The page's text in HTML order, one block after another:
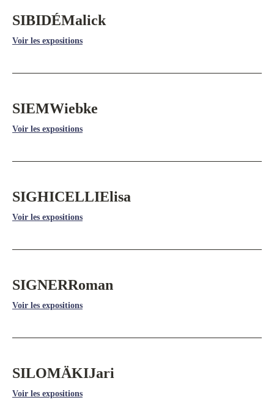
SIBIDÉMalick
Voir les expositions
SIEMWiebke
Voir les expositions
SIGHICELLIElisa
Voir les expositions
SIGNERRoman
Voir les expositions
SILOMÄKIJari
Voir les expositions